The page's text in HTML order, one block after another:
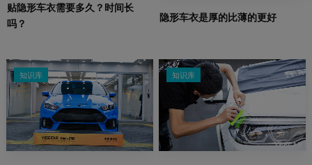
贴隐形车衣需要多久？时间长
吗？
隐形车衣是厚的比薄的更好
知识库 知识库